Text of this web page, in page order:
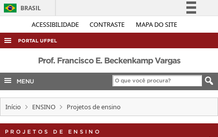
ACESSIBILIDADE CONTRASTE MAPA DO SITE
BRASIL
Simplifique!
Acesso à informação
Legislação
Canais
PORTAL UFPEL
ACESSO À INFORMAÇÃO
AUDITORIA
COBALTO
CONCURSOS
EDITAIS
Prof. Francisco E. Beckenkamp Vargas
MENU
Início ENSINO Projetos de ensino
PROJETOS DE ENSINO